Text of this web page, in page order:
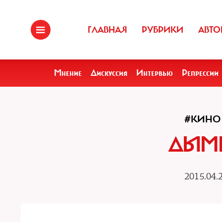
ГЛАВНАЯ РУБРИКИ
Мнение Дискуссия Интервью Репрессии
#КИНО